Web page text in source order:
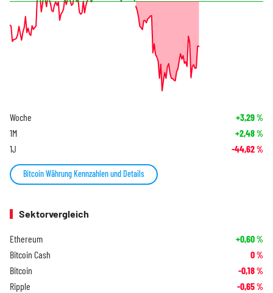
Woche +3,29%
1M +2,48%
1J -44,62%
Bitcoin Währung Kennzahlen und Details
Sektorvergleich
Ethereum +0,60%
Bitcoin Cash 0%
Bitcoin -0,18%
Ripple -0,65%